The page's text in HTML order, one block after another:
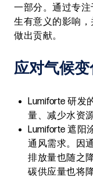
一部分。通过专注
生有意义的影响
做出贡献。
应对气候
Lumiforte 研发
量、减少水资
Lumiforte 遮阳
通风需求。因
排放量也随之
碳供应量也将降